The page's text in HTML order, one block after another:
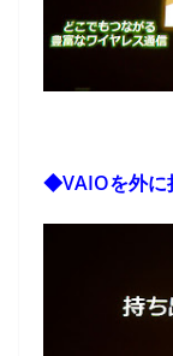
◆VAIOを外に